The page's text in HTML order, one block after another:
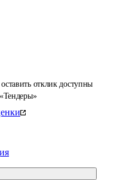
отклик доступны